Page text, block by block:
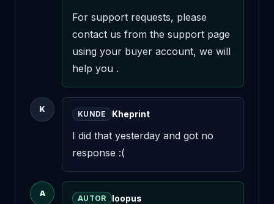
For support requests, please
contact us from the support page
using your buyer account, we will
help you .
K
KUNDE Kheprint
I did that yesterday and got no
response :(
A
AUTOR loopus